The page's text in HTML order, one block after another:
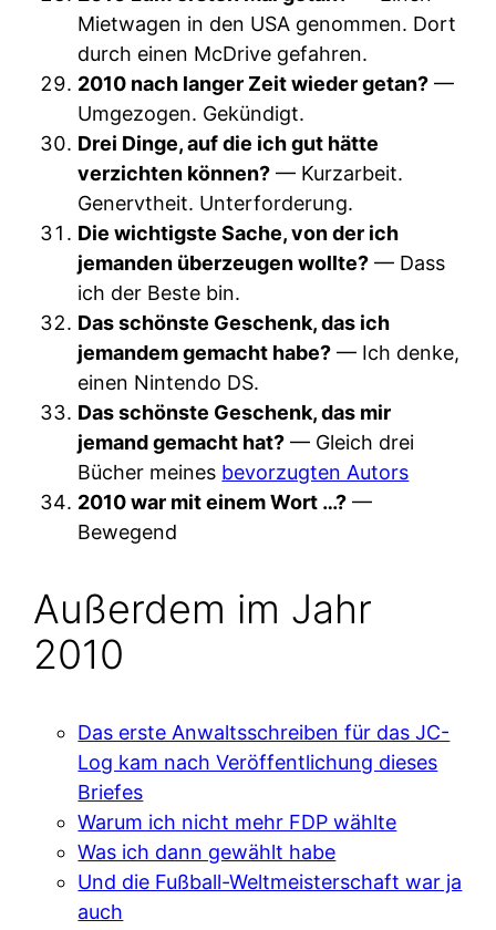
Mietwagen in den USA genommen. Dort
durch einen McDrive gefahren.
2010 nach langer Zeit wieder getan? —
Umgezogen. Gekündigt.
Drei Dinge, auf die ich gut hätte
verzichten können? — Kurzarbeit.
Genervtheit. Unterforderung.
Die wichtigste Sache, von der ich
jemanden überzeugen wollte? — Dass
ich der Beste bin.
Das schönste Geschenk, das ich
jemandem gemacht habe? — Ich denke,
einen Nintendo DS.
Das schönste Geschenk, das mir
jemand gemacht hat? — Gleich drei
Bücher meines bevorzugten Autors
2010 war mit einem Wort …? —
Bewegend
Außerdem im Jahr
2010
Das erste Anwaltsschreiben für das JC-
Log kam nach Veröffentlichung dieses
Briefes
Warum ich nicht mehr FDP wählte
Was ich dann gewählt habe
Und die Fußball-Weltmeisterschaft war ja
auch